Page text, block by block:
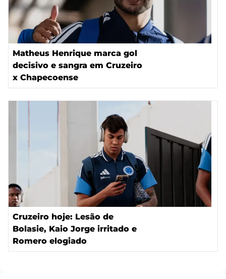
Matheus Henrique marca gol
decisivo e sangra em Cruzeiro
x Chapecoense
Cruzeiro hoje: Lesão de
Bolasie, Kaio Jorge irritado e
Romero elogiado